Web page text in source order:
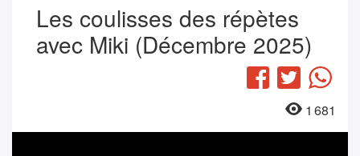
Les coulisses des répètes
avec Miki (Décembre 2025)
Facebook
Twitter
1 681